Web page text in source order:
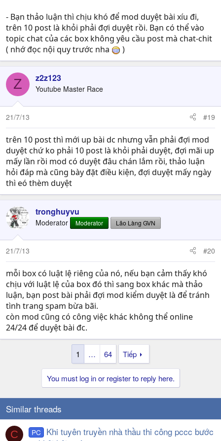
- Bạn thảo luận thì chịu khó để mod duyệt bài xíu đi,
trên 10 post là khỏi phải đợi duyệt rồi. Bạn có thể vào
topic chat của các box không yêu cầu post mà chat-chit
( nhớ đọc nội quy trước nha
)
Z z2z123
Youtube Master Race
21/7/13 #19
trên 10 post thì mới up bài dc nhưng vẫn phải đợi mod
duyệt chứ ko phải 10 post là khỏi phải duyệt, đợi mãi up
mấy lần rồi mod có duyệt đâu chán lắm rồi, thảo luận
hỏi đáp mà cũng bày đặt điều kiện, đợi duyệt mấy ngày
thì eó thèm duyệt
tronghuyvu
Moderator Moderator Lão Làng GVN
21/7/13 #20
mỗi box có luật lệ riêng của nó, nếu bạn cảm thấy khó
chịu với luật lệ của box đó thì sang box khác mà thảo
luận, bạn post bài phải đợi mod kiểm duyệt là để tránh
tình trang spam bừa bãi.
còn mod cũng có công việc khác không thể online
24/24 để duyệt bài đc.
1 … 64 Tiếp
You must log in or register to reply here.
Similar threads
C PC
Khi tuyên truyền nhà thầu thi công pccc bước